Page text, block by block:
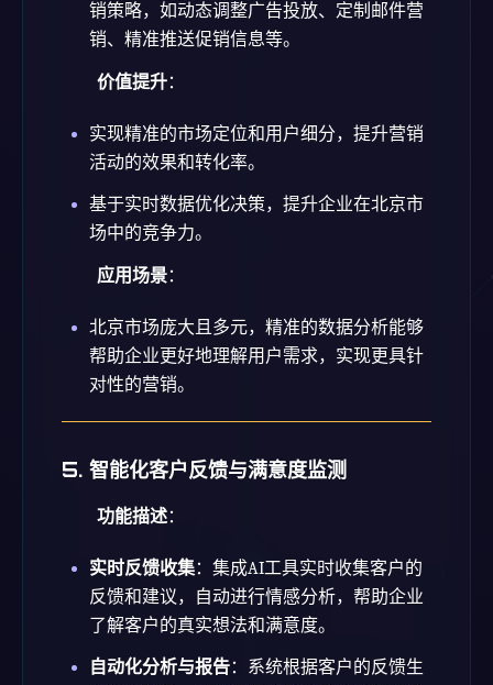
销策略，如动态调整广告投放、定制邮件营
销、精准推送促销信息等。
价值提升：
实现精准的市场定位和用户细分，提升营销
活动的效果和转化率。
基于实时数据优化决策，提升企业在北京市
场中的竞争力。
应用场景：
北京市场庞大且多元，精准的数据分析能够
帮助企业更好地理解用户需求，实现更具针
对性的营销。
5. 智能化客户反馈与满意度监测
功能描述：
实时反馈收集：集成AI工具实时收集客户的
反馈和建议，自动进行情感分析，帮助企业
了解客户的真实想法和满意度。
自动化分析与报告：系统根据客户的反馈生